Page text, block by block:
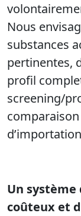
Nous
substances
pertinentes,
profil
screening/
Un
coûteux et